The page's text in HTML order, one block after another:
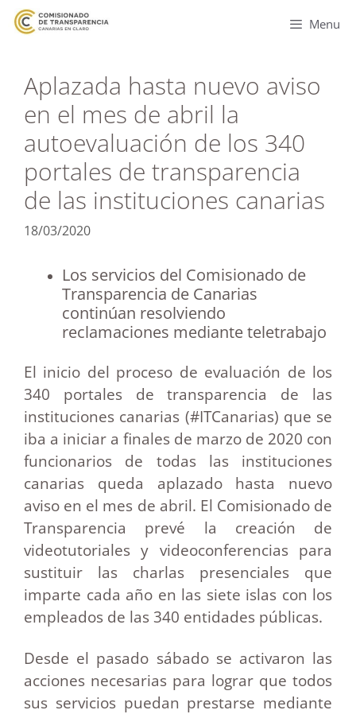
Menu
Aplazada hasta nuevo aviso
en el mes de abril la
autoevaluación de los 340
portales de transparencia
de las instituciones canarias
18/03/2020
Los servicios del Comisionado de
Transparencia de Canarias
continúan resolviendo
reclamaciones mediante teletrabajo
El inicio del proceso de evaluación de los
340 portales de transparencia de las
instituciones canarias (#ITCanarias) que se
iba a iniciar a finales de marzo de 2020 con
funcionarios de todas las instituciones
canarias queda aplazado hasta nuevo
aviso en el mes de abril. El Comisionado de
Transparencia prevé la creación de
videotutoriales y videoconferencias para
sustituir las charlas presenciales que
imparte cada año en las siete islas con los
empleados de las 340 entidades públicas.
Desde el pasado sábado se activaron las
acciones necesarias para lograr que todos
sus servicios puedan prestarse mediante